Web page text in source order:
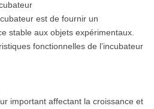
est de fournir un
stable aux objets expérimentaux.
fonctionnelles de l’incubateur
important affectant la croissance et